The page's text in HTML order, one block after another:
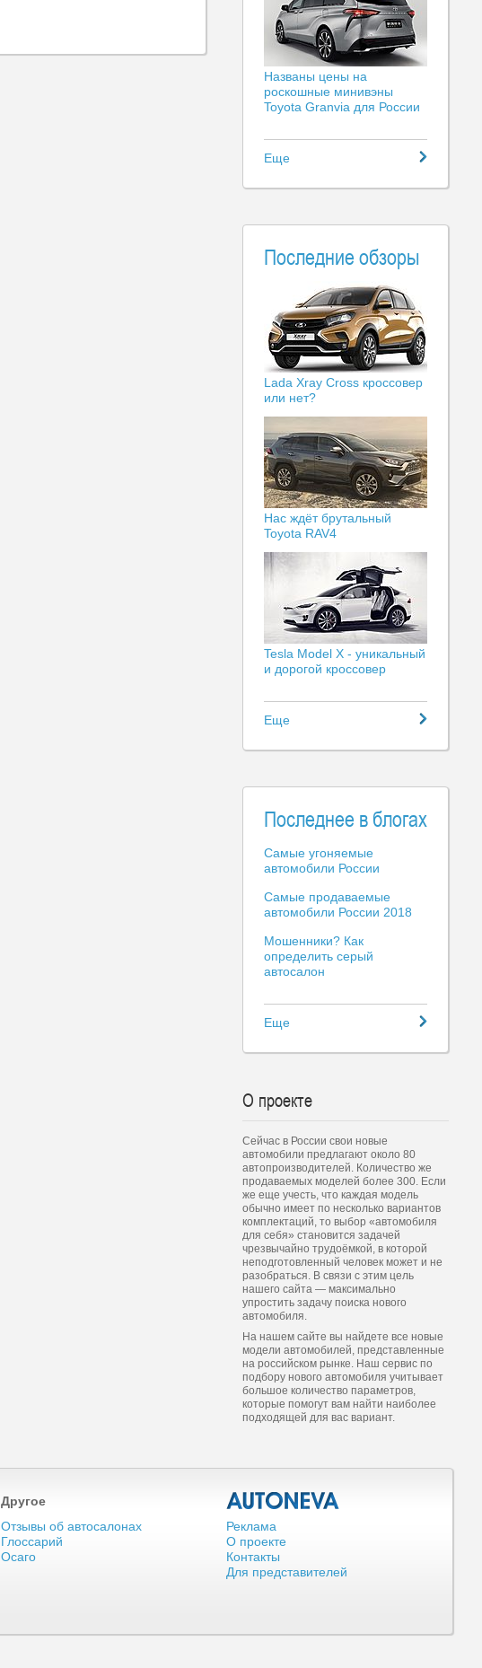
Названы цены на
роскошные минивэны
Toyota Granvia для России
Еще
Последние обзоры
Lada Xray Cross кроссовер
или нет?
Нас ждёт брутальный
Toyota RAV4
Tesla Model X - уникальный
и дорогой кроссовер
Еще
Последнее в блогах
Самые угоняемые
автомобили России
Самые продаваемые
автомобили России 2018
Мошенники? Как
определить серый
автосалон
Еще
О проекте
Сейчас в России свои новые
автомобили предлагают около 80
автопроизводителей. Количество же
продаваемых моделей более 300. Если
же еще учесть, что каждая модель
обычно имеет по несколько вариантов
комплектаций, то выбор «автомобиля
для себя» становится задачей
чрезвычайно трудоёмкой, в которой
неподготовленный человек может и не
разобраться. В связи с этим цель
нашего сайта — максимально
упростить задачу поиска нового
автомобиля.
На нашем сайте вы найдете все новые
модели автомобилей, представленные
на российском рынке. Наш сервис по
подбору нового автомобиля учитывает
большое количество параметров,
которые помогут вам найти наиболее
подходящей для вас вариант.
Другое
Отзывы об автосалонах
Глоссарий
Осаго
Реклама
О проекте
Контакты
Для представителей